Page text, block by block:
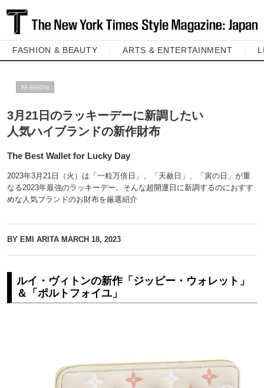
FASHION & BEAUTY ARTS & ENTERTAINMENT
FASHION
3月21日のラッキーデーに新調したい
人気ハイブランドの新作財布
The Best Wallet for Lucky Day
2023年3月21日（火）は「一粒万倍日」、「天赦日」、「寅の日」が重
なる2023年最強のラッキーデー。そんな超開運日に新調するのにおすす
めな人気ブランドのお財布を厳選紹介
BY EMI ARITA MARCH 18, 2023
ルイ・ヴィトンの新作「ジッピー・ウォレット」
＆「ポルトフォイユ」